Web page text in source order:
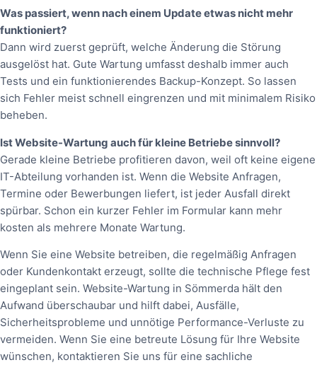
Was passiert, wenn nach einem Update etwas nicht mehr
funktioniert?
Dann wird zuerst geprüft, welche Änderung die Störung
ausgelöst hat. Gute Wartung umfasst deshalb immer auch
Tests und ein funktionierendes Backup-Konzept. So lassen
sich Fehler meist schnell eingrenzen und mit minimalem Risiko
beheben.
Ist Website-Wartung auch für kleine Betriebe sinnvoll?
Gerade kleine Betriebe profitieren davon, weil oft keine eigene
IT-Abteilung vorhanden ist. Wenn die Website Anfragen,
Termine oder Bewerbungen liefert, ist jeder Ausfall direkt
spürbar. Schon ein kurzer Fehler im Formular kann mehr
kosten als mehrere Monate Wartung.
Wenn Sie eine Website betreiben, die regelmäßig Anfragen
oder Kundenkontakt erzeugt, sollte die technische Pflege fest
eingeplant sein. Website-Wartung in Sömmerda hält den
Aufwand überschaubar und hilft dabei, Ausfälle,
Sicherheitsprobleme und unnötige Performance-Verluste zu
vermeiden. Wenn Sie eine betreute Lösung für Ihre Website
wünschen, kontaktieren Sie uns für eine sachliche